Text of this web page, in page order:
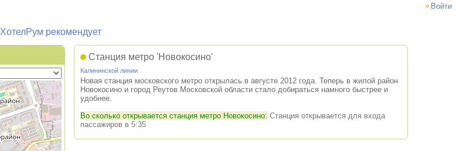
Войти
ХотелРум рекомендует
Станция метро 'Новокосино'
Калининской линии
Новая станция московского метро открылась в августе 2012 года. Теперь в жилой район
Новокосино и город Реутов Московской области стало добираться намного быстрее и
удобнее.
Во сколько открывается станция метро Новокосино: Станция открывается для входа
пассажиров в 5:35